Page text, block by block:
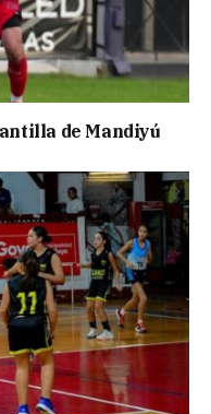
de Mandiyú